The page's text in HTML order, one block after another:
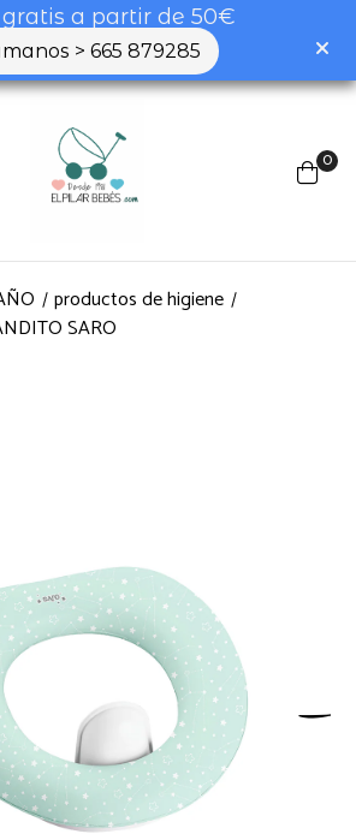
gratis a partir de 50€
> 665 879285
0
productos de higiene
SARO